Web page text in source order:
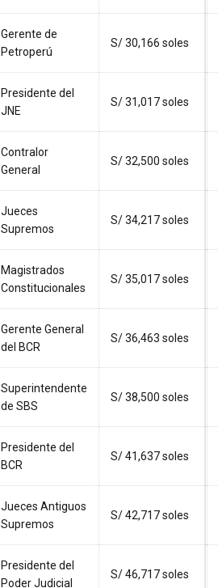
Gerente de
Petroperú
S/ 30,166 soles
Presidente del
JNE
S/ 31,017 soles
Contralor
General
S/ 32,500 soles
Jueces
Supremos
S/ 34,217 soles
Magistrados
Constitucionales
S/ 35,017 soles
Gerente General
del BCR
S/ 36,463 soles
Superintendente
de SBS
S/ 38,500 soles
Presidente del
BCR
S/ 41,637 soles
Jueces Antiguos
Supremos
S/ 42,717 soles
Presidente del
Poder Judicial
S/ 46,717 soles